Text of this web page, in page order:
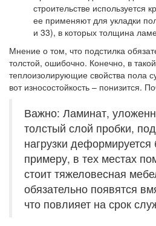
строительстве используется
ее применяют для укладки
и 33), в которых толщина
Мнение о том, что подстилка
толстой, ошибочно. Конечно, в
теплоизолирующие свойства пола
вот износостойкость – понизится.
Важно: Ламинат,
толстый слой пробки,
нагрузки
примеру, в тех местах
стоит тяжеловесная
обязательно появятся
что повлияет на срок